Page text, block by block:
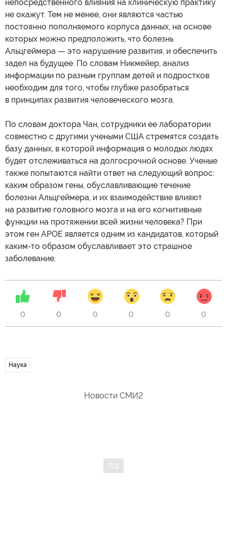
непосредственного влияния на клиническую практику
не окажут. Тем не менее, они являются частью
постоянно пополняемого корпуса данных, на основе
которых можно предположить, что болезнь
Альцгеймера — это нарушение развития, и обеспечить
задел на будущее. По словам Никмейер, анализ
информации по разным группам детей и подростков
необходим для того, чтобы глубже разобраться
в принципах развития человеческого мозга.
По словам доктора Чан, сотрудники ее лаборатории
совместно с другими учеными США стремятся создать
базу данных, в которой информация о молодых людях
будет отслеживаться на долгосрочной основе. Ученые
также попытаются найти ответ на следующий вопрос:
каким образом гены, обуславливающие течение
болезни Альцгеймера, и их взаимодействие влияют
на развитие головного мозга и на его когнитивные
функции на протяжении всей жизни человека? При
этом ген APOE является одним из кандидатов, который
каким-то образом обуславливает это страшное
заболевание.
0 0 0 0 0 0
Наука
Новости СМИ2